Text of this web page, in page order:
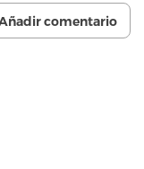
comentario